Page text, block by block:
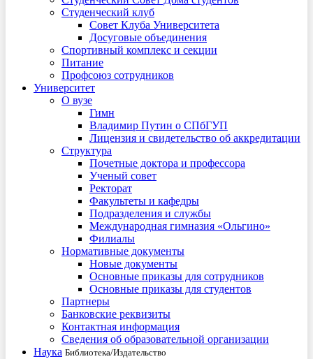
Студенческий клуб
Совет Клуба Университета
Досуговые объединения
Спортивный комплекс и секции
Питание
Профсоюз сотрудников
Университет
О вузе
Гимн
Владимир Путин о СПбГУП
Лицензия и свидетельство об аккредитации
Структура
Почетные доктора и профессора
Ученый совет
Ректорат
Факультеты и кафедры
Подразделения и службы
Международная гимназия «Ольгино»
Филиалы
Нормативные документы
Новые документы
Основные приказы для сотрудников
Основные приказы для студентов
Партнеры
Банковские реквизиты
Контактная информация
Сведения об образовательной организации
Наука Библиотека/Издательство